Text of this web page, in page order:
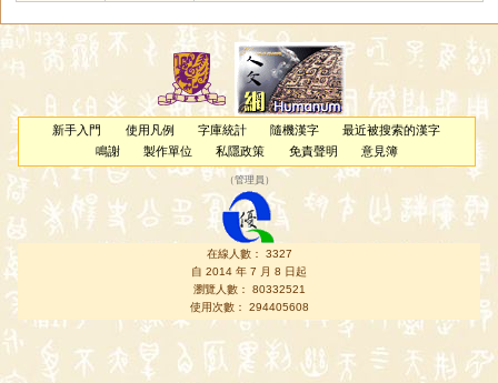
新手入門 使用凡例 字庫統計 隨機漢字
最近被搜索的漢字
鳴謝
製作單位 私隱政策 免責聲明 意見簿
（管理員 ）
在線人數： 3327
自 2014 年 7 月 8 日起
瀏覽人數： 80332521
使用次數： 294405608